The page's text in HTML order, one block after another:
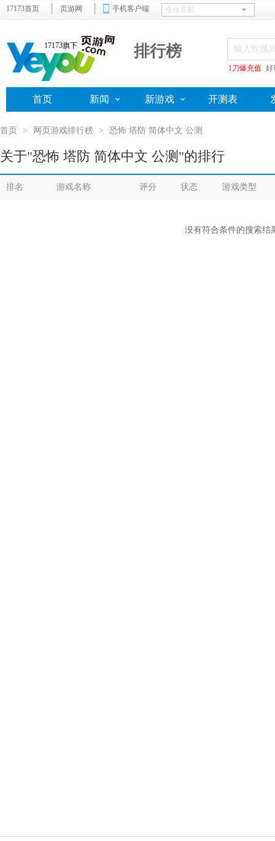
17173首页 页游网 手机客户端
17173旗下 排行榜
1刀爆充值 好
首页 新闻 新游戏 开测表
首页 > 网页游戏排行榜 > 恐怖 塔防 简体中文 公测
关于"恐怖 塔防 简体中文 公测"的排行
排名 游戏名称 评分 状态 游戏类型
没有符合条件的搜索结